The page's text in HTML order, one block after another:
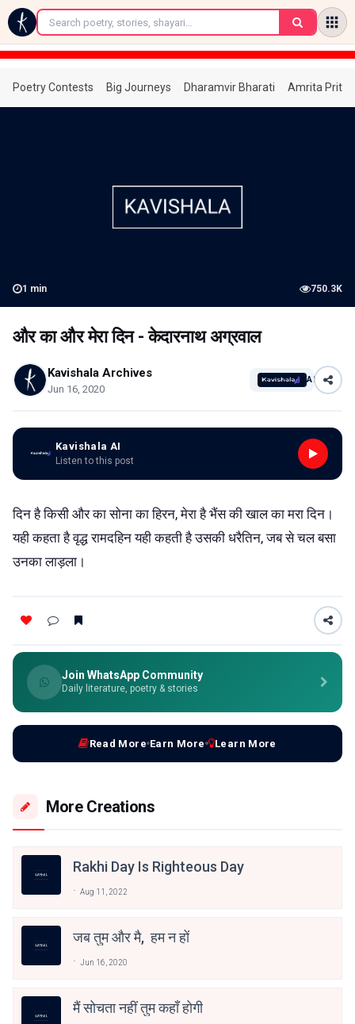
←
Poetry Contests Big Journeys Dharamvir Bharati Amrita
1 min 750.3K
और का और मेरा दिन - केदारनाथ अग्रवाल
Kavishala Archives
Jun 16, 2020
AI
Kavishala AI
Listen to this post
दिन है किसी और का सोना का हिरन, मेरा है भैंस की खाल का मरा दिन।
यही कहता है वृद्ध रामदहिन यही कहती है उसकी धरैतिन, जब से चल बसा
उनका लाड़ला।
Join WhatsApp Community
Daily literature, poetry & stories
Read More Earn More Learn More
More Creations
Rakhi Day Is Righteous Day
Aug 11, 2022
जब तुम और मै, हम न हों
Jun 16, 2020
मैं सोचता नहीं तुम कहाँ होगी